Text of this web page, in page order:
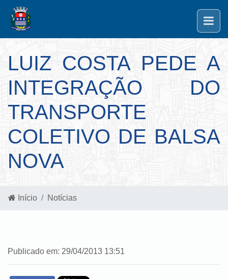
LUIZ COSTA PEDE A
INTEGRAÇÃO DO
TRANSPORTE
COLETIVO DE BALSA
NOVA
Início Notícias
Publicado em: 29/04/2013 13:51